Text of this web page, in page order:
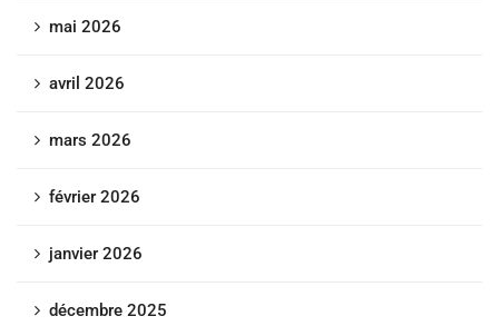
mai 2026
avril 2026
mars 2026
février 2026
janvier 2026
décembre 2025